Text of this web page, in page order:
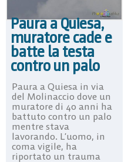
Paura a Quiesa,
muratore cade e
batte la testa
contro un palo
Paura a Quiesa in via
del Molinaccio dove un
muratore di 40 anni ha
battuto contro un palo
mentre stava
lavorando. L’uomo, in
coma vigile, ha
riportato un trauma